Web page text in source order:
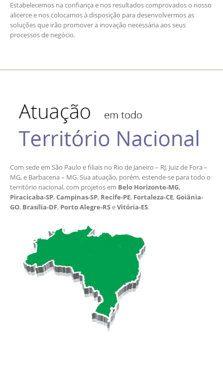
Estabelecemos na confiança e nos resultados comprovados o nosso
alicerce e nos colocamos à disposição para desenvolvermos as
soluções que irão promover a inovação necessária aos seus
processos de negócio.
Com sede em São Paulo e filiais no Rio de Janeiro – RJ, Juiz de Fora –
MG, e Barbacena – MG. Sua atuação, porém, estende-se para todo o
território nacional, com projetos em Belo Horizonte-MG,
Piracicaba-SP,Campinas-SP, Recife-PE, Fortaleza-CE,Goiânia-
GO, Brasília-DF, Porto Alegre-RSeVitória-ES.